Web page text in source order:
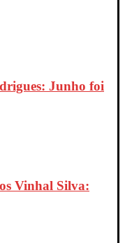
Junho foi
Vinhal Silva: